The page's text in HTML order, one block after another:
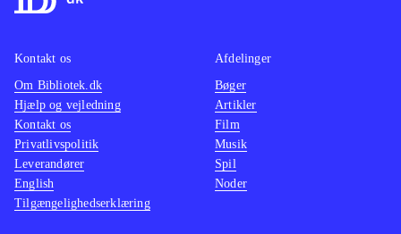
Kontakt os
Om Bibliotek.dk
Hjælp og vejledning
Kontakt os
Privatlivspolitik
Leverandører
English
Tilgængelighedserklæring
Afdelinger
Bøger
Artikler
Film
Musik
Spil
Noder